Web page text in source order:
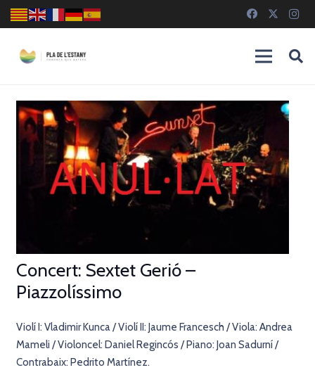
Concert: Sextet Gerió –
Piazzolíssimo
Violí I: Vladimir Kunca / Violí II: Jaume Francesch / Viola: Andrea
Mameli / Violoncel: Daniel Regincós / Piano: Joan Sadurní /
Contrabaix: Pedrito Martínez.